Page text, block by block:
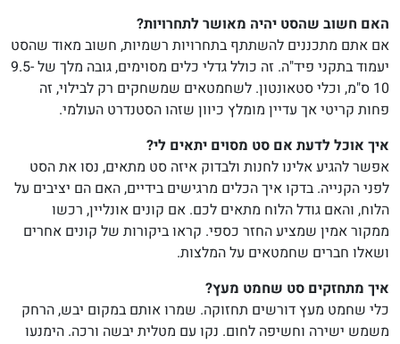
האם חשוב שהסט יהיה מאושר לתחרויות?
אם אתם מתכננים להשתתף בתחרויות רשמיות, חשוב מאוד שהסט
יעמוד בתקני פיד"ה. זה כולל גדלי כלים מסוימים, גובה מלך של 9.5-
10 ס"מ, וכלי סטאונטון. לשחמטאים שמשחקים רק לבילוי, זה
פחות קריטי אך עדיין מומלץ כיוון שזהו הסטנדרט העולמי.
איך אוכל לדעת אם סט מסוים יתאים לי?
אפשר להגיע אלינו לחנות ולבדוק איזה סט מתאים, נסו את הסט
לפני הקנייה. בדקו איך הכלים מרגישים בידיים, האם הם יציבים על
הלוח, והאם גודל הלוח מתאים לכם. אם קונים אונליין, רכשו
ממקור אמין שמציע החזר כספי. קראו ביקורות של קונים אחרים
ושאלו חברים שחמטאים על המלצות.
איך מתחזקים סט שחמט מעץ?
כלי שחמט מעץ דורשים תחזוקה. שמרו אותם במקום יבש, הרחק
משמש ישירה וחשיפה לחום. נקו עם מטלית יבשה ורכה. הימנעו